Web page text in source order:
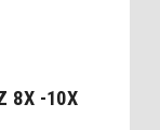
8X -10X